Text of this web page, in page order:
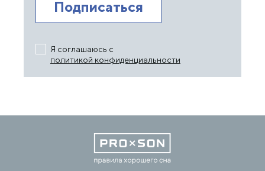
Я соглашаюсь с
политикой конфиденциальности